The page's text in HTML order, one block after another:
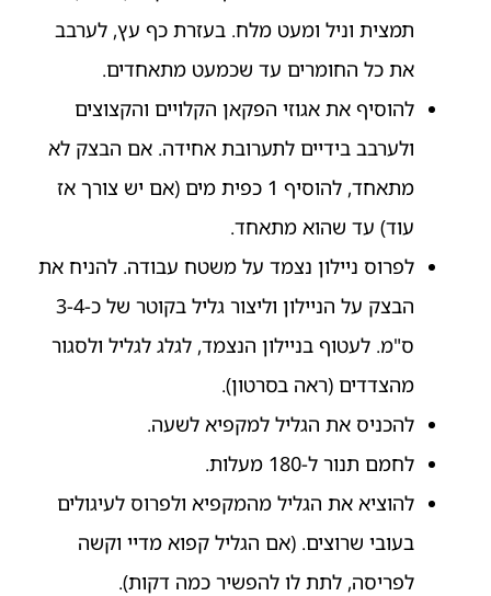
תמצית וניל ומעט מלח. בעזרת כף עץ, לערבב
את כל החומרים עד שכמעט מתאחדים.
להוסיף את אגוזי הפקאן הקלויים והקצוצים
ולערבב בידיים לתערובת אחידה. אם הבצק לא
מתאחד, להוסיף 1 כפית מים (אם יש צורך אז
עוד) עד שהוא מתאחד.
לפרוס ניילון נצמד על משטח עבודה. להניח את
הבצק על הניילון וליצור גליל בקוטר של כ-3-4
ס"מ. לעטוף בניילון הנצמד, לגלג לגליל ולסגור
מהצדדים (ראה בסרטון).
להכניס את הגליל למקפיא לשעה.
לחמם תנור ל-180 מעלות.
להוציא את הגליל מהמקפיא ולפרוס לעיגולים
בעובי שרוצים. (אם הגליל קפוא מדיי וקשה
לפריסה, לתת לו להפשיר כמה דקות).